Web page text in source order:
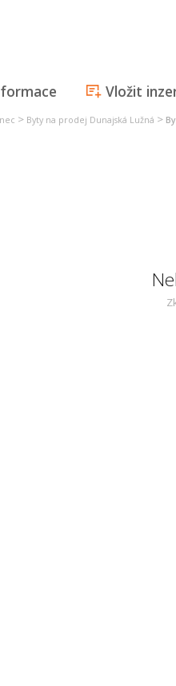
Vložit
> Byty na prodej Dunajská Lužná >